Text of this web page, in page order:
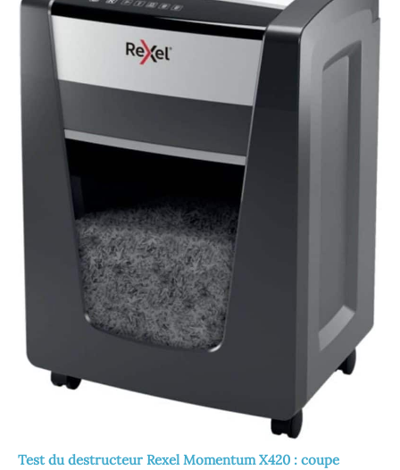
Test du destructeur Rexel Momentum X420 : coupe